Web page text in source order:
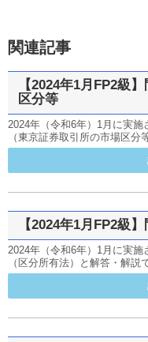
関連記事
【2024年1月FP2級
区分等
2024年（令和6年）1月に実
（東京証券取引所の市場区分
【2024年1月FP2級
2024年（令和6年）1月に実
（区分所有法）と解答・解説